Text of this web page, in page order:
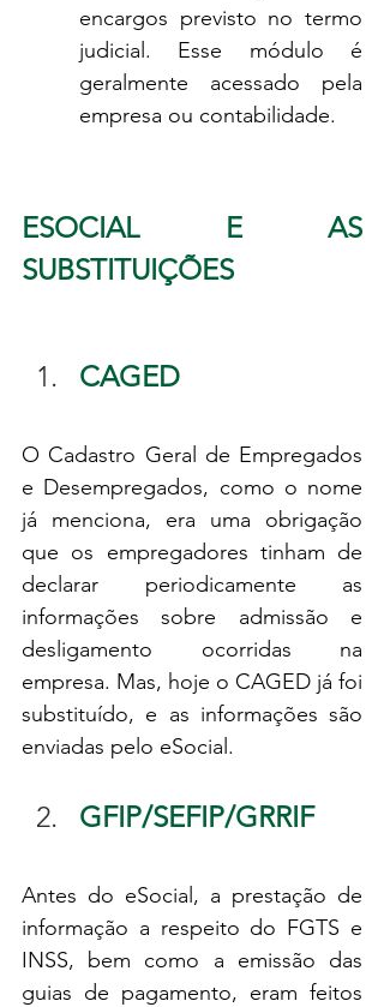
encargos previsto no termo
judicial. Esse módulo é
geralmente acessado pela
empresa ou contabilidade.
ESOCIAL E AS
SUBSTITUIÇÕES
CAGED
O Cadastro Geral de Empregados
e Desempregados, como o nome
já menciona, era uma obrigação
que os empregadores tinham de
declarar periodicamente as
informações sobre admissão e
desligamento ocorridas na
empresa. Mas, hoje o CAGED já foi
substituído, e as informações são
enviadas pelo eSocial.
GFIP/SEFIP/GRRIF
Antes do eSocial, a prestação de
informação a respeito do FGTS e
INSS, bem como a emissão das
guias de pagamento, eram feitos